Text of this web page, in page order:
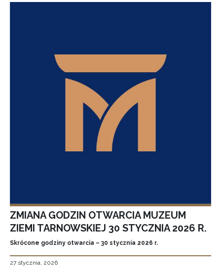
ZMIANA GODZIN OTWARCIA MUZEUM
ZIEMI TARNOWSKIEJ 30 STYCZNIA 2026 R.
Skrócone godziny otwarcia – 30 stycznia 2026 r.
27 stycznia, 2026